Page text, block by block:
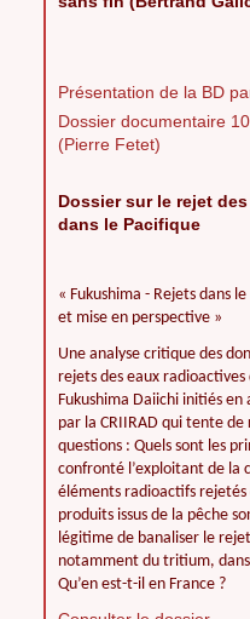
Présentation de la BD
Dossier documentaire
(Pierre Fetet)
Dossier sur le rejet
dans le Pacifique
« Fukushima - Rejets dans
et mise en perspective »
Une analyse critique des
rejets des eaux
Fukushima Daiichi initiés
par la CRIIRAD qui tente de
questions : Quels sont les
confronté l’exploitant de la
éléments radioactifs rejetés
produits issus de la pêche
légitime de banaliser le
notamment du tritium,
Qu’en est-t-il en France ?